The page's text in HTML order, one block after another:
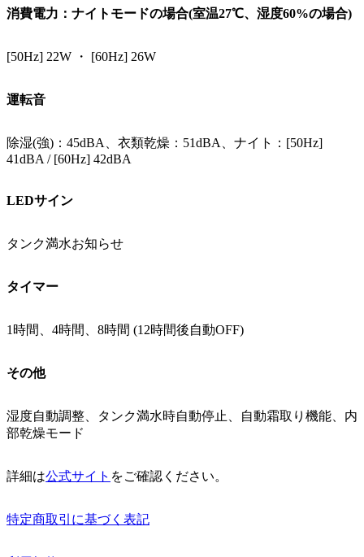
消費電力：ナイトモードの場合(室温27℃、湿度60%の場合)
[50Hz] 22W ・ [60Hz] 26W
運転音
除湿(強)：45dBA、衣類乾燥：51dBA、ナイト：[50Hz]
41dBA / [60Hz] 42dBA
LEDサイン
タンク満水お知らせ
タイマー
1時間、4時間、8時間 (12時間後自動OFF)
その他
湿度自動調整、タンク満水時自動停止、自動霜取り機能、内
部乾燥モード
詳細は公式サイト をご確認ください。
特定商取引に基づく表記